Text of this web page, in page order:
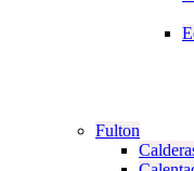
Fulton